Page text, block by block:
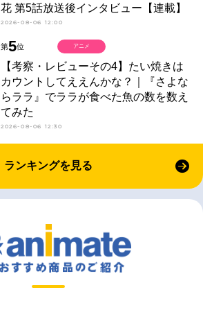
花 第5話放送後インタビュー【連載】
2026-08-06 12:00
第5位
【考察・レビューその4】たい焼きは
カウントしてええんかな？｜『さよな
らララ』でララが食べた魚の数を数え
てみた
2026-08-06 12:30
アニメ
ランキングを見る